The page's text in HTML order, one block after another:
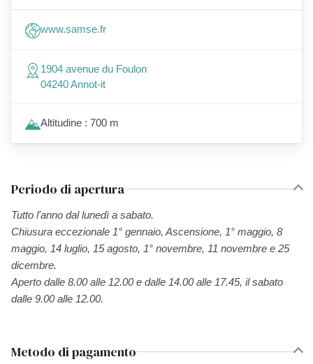
Periodo di apertura
Tutto l'anno dal lunedì a sabato.
Chiusura eccezionale 1° gennaio, Ascensione, 1° maggio, 8
maggio, 14 luglio, 15 agosto, 1° novembre, 11 novembre e 25
dicembre.
Aperto dalle 8.00 alle 12.00 e dalle 14.00 alle 17.45, il sabato
dalle 9.00 alle 12.00.
Metodo di pagamento
www.samse.fr
1904 avenue du Foulon
04240 Annot-it
Altitudine : 700 m